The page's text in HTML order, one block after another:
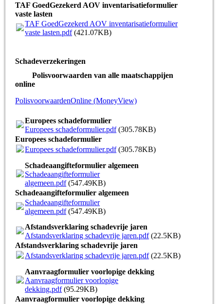
TAF GoedGezekerd AOV inventarisatieformulier
vaste lasten
TAF GoedGezekerd AOV inventarisatieformulier
vaste lasten.pdf(421.07KB)
Schadeverzekeringen
Polisvoorwaarden van alle maatschappijen
online
PolisvoorwaardenOnline (MoneyView)
Europees schadeformulier
Europees schadeformulier.pdf(305.78KB)
Europees schadeformulier
Europees schadeformulier.pdf(305.78KB)
Schadeaangifteformulier algemeen
Schadeaangifteformulier
algemeen.pdf(547.49KB)
Schadeaangifteformulier algemeen
Schadeaangifteformulier
algemeen.pdf(547.49KB)
Afstandsverklaring schadevrije jaren
Afstandsverklaring schadevrije jaren.pdf(22.5KB)
Afstandsverklaring schadevrije jaren
Afstandsverklaring schadevrije jaren.pdf(22.5KB)
Aanvraagformulier voorlopige dekking
Aanvraagformulier voorlopige
dekking.pdf(95.29KB)
Aanvraagformulier voorlopige dekking